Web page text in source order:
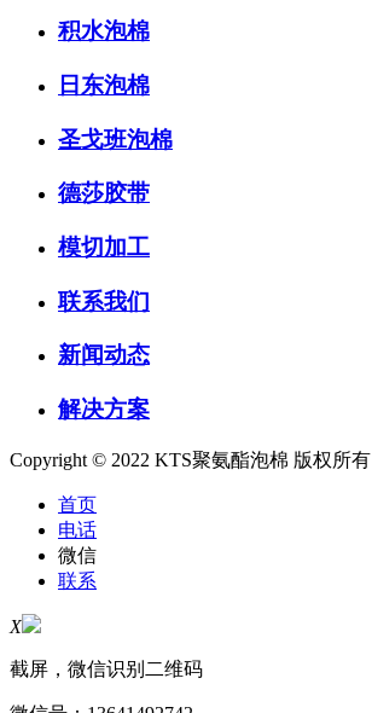
积水泡棉
日东泡棉
圣戈班泡棉
德莎胶带
模切加工
联系我们
新闻动态
解决方案
Copyright © 2022 KTS聚氨酯泡棉 版权所有
首页
电话
微信
联系
X
截屏，微信识别二维码